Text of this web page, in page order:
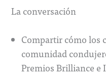
La conversación
Compartir cómo los
comunidad
Premios Brilliance e